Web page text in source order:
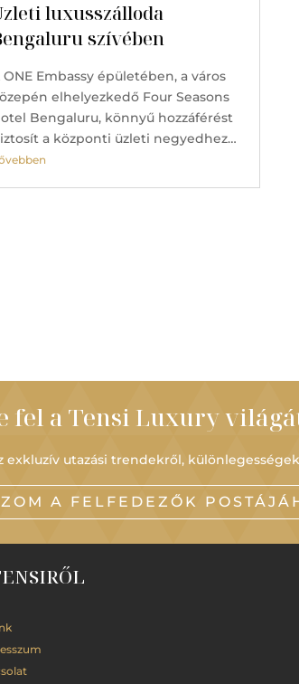
luxusszálloda
szívében
ONE Embassy épületében, a város
elhelyezkedő Four Seasons
Bengaluru, könnyű hozzáférést
a központi üzleti negyedhez…
fel a Tensi Luxury
utazási trendekről,
A FELFEDEZŐK